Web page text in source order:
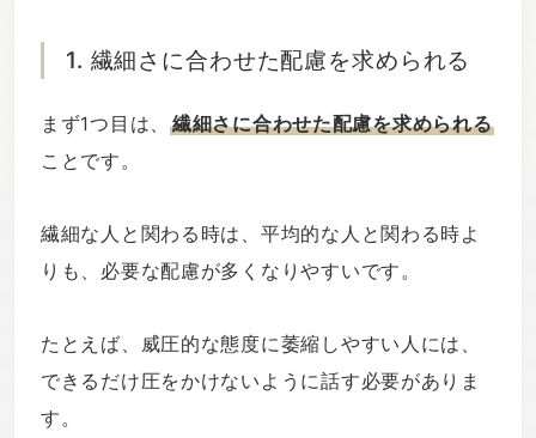
1. 繊細さに合わせた配慮を求められる
まず1つ目は、繊細さに合わせた配慮を求められる
ことです。
繊細な人と関わる時は、平均的な人と関わる時よ
りも、必要な配慮が多くなりやすいです。
たとえば、威圧的な態度に萎縮しやすい人には、
できるだけ圧をかけないように話す必要がありま
す。